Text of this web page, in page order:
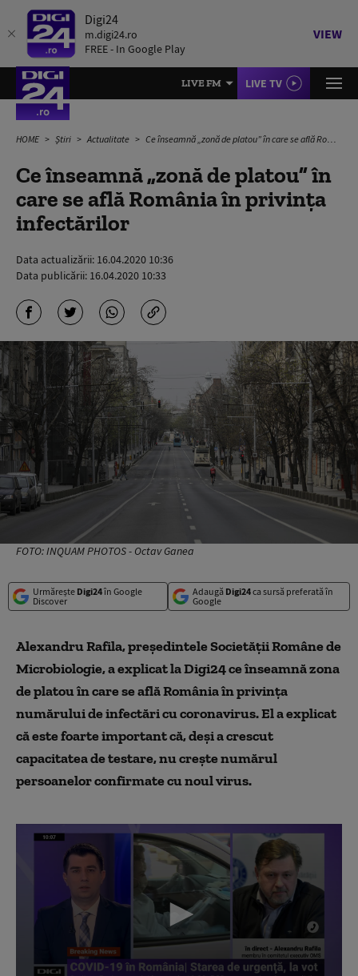
Digi24
m.digi24.ro
FREE - In Google Play
VIEW
LIVE FM LIVE TV
HOME Știri Actualitate Ce înseamnă „zonă de platou” în care se află România în privința infectărilor
Ce înseamnă „zonă de platou” în
care se află România în privința
infectărilor
Data actualizării: 16.04.2020 10:36
Data publicării: 16.04.2020 10:33
FOTO: INQUAM PHOTOS - Octav Ganea
Urmărește Digi24în Google
Discover
Adaugă Digi24ca sursă preferată în
Google
Alexandru Rafila, președintele Societății Române de
Microbiologie, a explicat la Digi24 ce înseamnă zona
de platou în care se află România în privința
numărului de infectări cu coronavirus. El a explicat
că este foarte important că, deși a crescut
capacitatea de testare, nu crește numărul
persoanelor confirmate cu noul virus.